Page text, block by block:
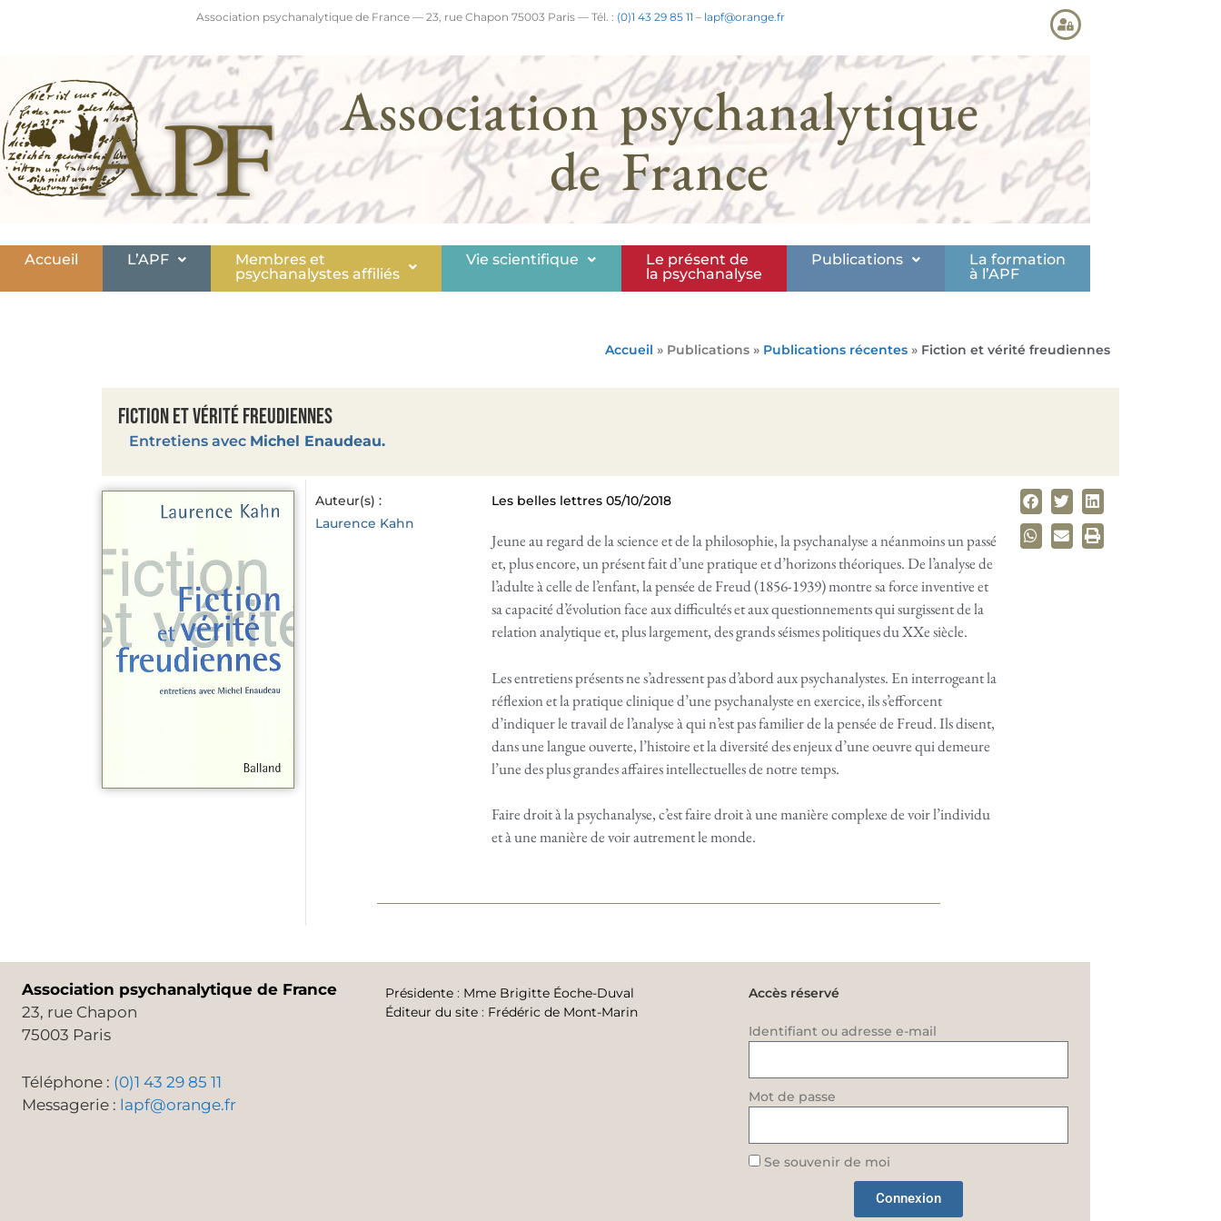
Association psychanalytique de France — 23, rue Chapon 75003 Paris — Tél. : (0)1 43 29 85 11 – lapf@orange.fr
Association psychanalytique
de France
Accueil L’APF
Membres et
psychanalystes affiliés
Vie scientifique
Le présent de
la psychanalyse
Publications
La formation
à l’APF
Accueil » Publications » Publications récentes » Fiction et vérité freudiennes
Fiction et vérité freudiennes
Entretiens avec Michel Enaudeau.
Auteur(s) :
Laurence Kahn
Les belles lettres 05/10/2018
Jeune au regard de la science et de la philosophie, la psychanalyse a néanmoins un passé
et, plus encore, un présent fait d’une pratique et d’horizons théoriques. De l’analyse de
l’adulte à celle de l’enfant, la pensée de Freud (1856-1939) montre sa force inventive et
sa capacité d’évolution face aux difficultés et aux questionnements qui surgissent de la
relation analytique et, plus largement, des grands séismes politiques du XXe siècle.
Les entretiens présents ne s’adressent pas d’abord aux psychanalystes. En interrogeant la
réflexion et la pratique clinique d’une psychanalyste en exercice, ils s’efforcent
d’indiquer le travail de l’analyse à qui n’est pas familier de la pensée de Freud. Ils disent,
dans une langue ouverte, l’histoire et la diversité des enjeux d’une oeuvre qui demeure
l’une des plus grandes affaires intellectuelles de notre temps.
Faire droit à la psychanalyse, c’est faire droit à une manière complexe de voir l’individu
et à une manière de voir autrement le monde.
Association psychanalytique de France
23, rue Chapon
75003 Paris
Téléphone : (0)1 43 29 85 11
Messagerie : lapf@orange.fr
Présidente: Mme Brigitte Éoche-Duval
Éditeur du site: Frédéric de Mont-Marin
Accès réservé
Identifiant ou adresse e-mail
Mot de passe
Se souvenir de moi
Connexion